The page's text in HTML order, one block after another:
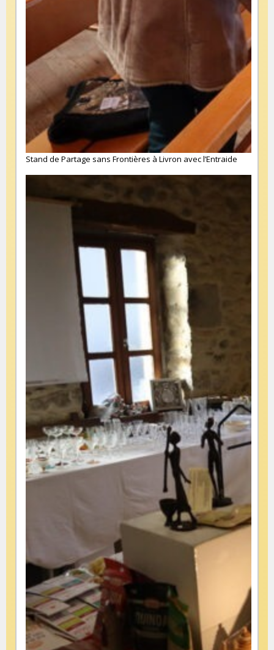
Stand de Partage sans Frontières à Livron avec l’Entraide